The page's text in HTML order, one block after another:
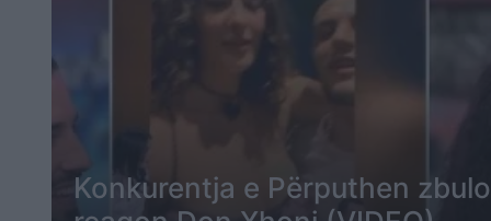
Konkurentja e Përputhen